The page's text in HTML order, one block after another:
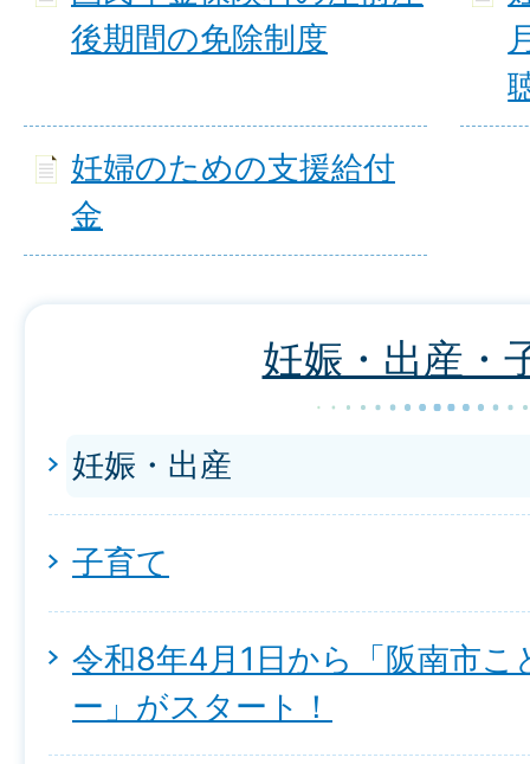
後期間の免除制度
妊婦のための支援給付
金
妊娠・出産・
妊娠・出産
子育て
令和8年4月1日から「阪南市
ー」がスタート！